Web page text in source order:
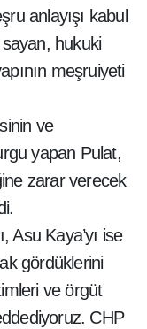
anlayışı kabul
hukuki
meşruiyeti
ve
yapan Pulat,
zarar verecek
Asu Kaya’yı ise
gördüklerini
ve örgüt
CHP